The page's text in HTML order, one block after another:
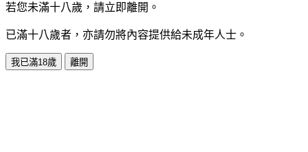
若您未滿十八歲，請立即離開。
已滿十八歲者，亦請勿將內容提供給未成年人士。
我已滿18歲 離開